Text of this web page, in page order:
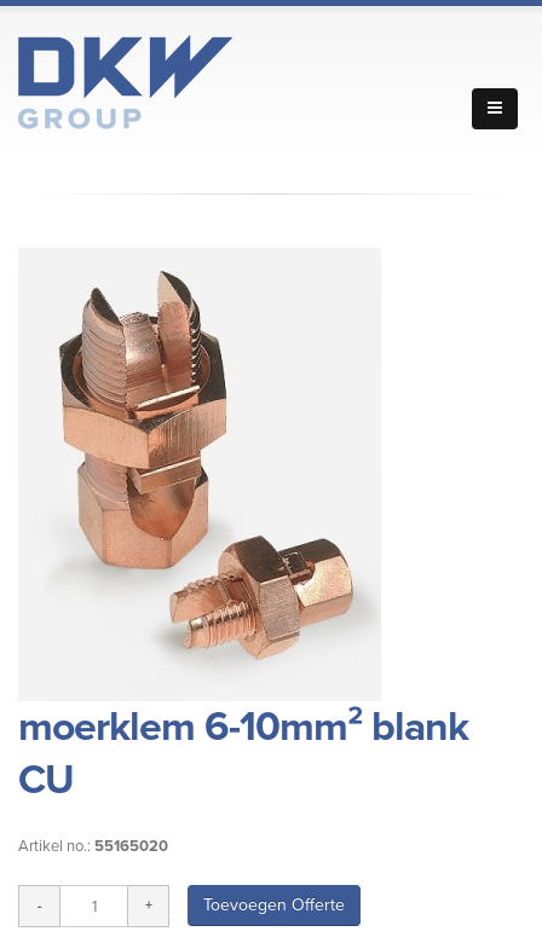
moerklem 6-10mm² blank
CU
Artikel no.: 55165020
Toevoegen Offerte